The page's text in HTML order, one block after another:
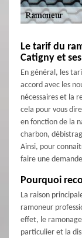
Le tarif du
Catigny et
En général, les
accord avec les
nécessaires et la
cela pour vous
en fonction de la
charbon,
Ainsi, pour
faire une
Pourquoi
La raison
ramoneur
effet, le
particulier et la